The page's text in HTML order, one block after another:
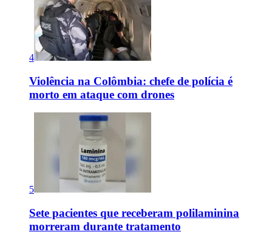
4
Violência na Colômbia: chefe de polícia é
morto em ataque com drones
5
Sete pacientes que receberam polilaminina
morreram durante tratamento